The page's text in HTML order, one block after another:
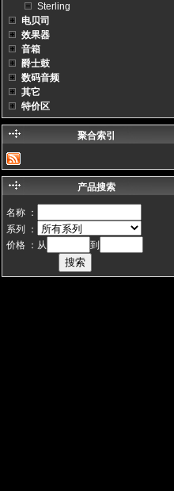
Sterling
电贝司
效果器
音箱
爵士鼓
数码音频
其它
特价区
聚合索引
产品搜索
名称 ：
系列 ：
价格 ：从
到